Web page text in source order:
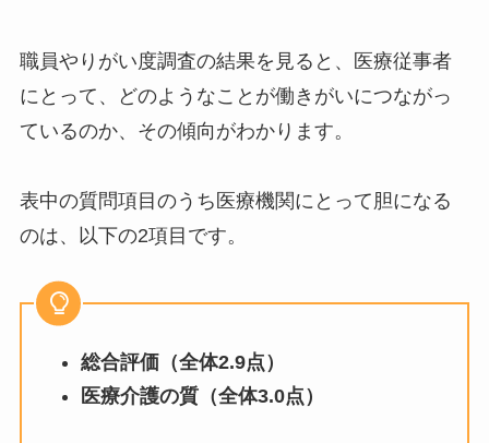
職員やりがい度調査の結果を見ると、医療従事者
にとって、どのようなことが働きがいにつながっ
ているのか、その傾向がわかります。
表中の質問項目のうち医療機関にとって胆になる
のは、以下の2項目です。
総合評価（全体2.9点）
医療介護の質（全体3.0点）